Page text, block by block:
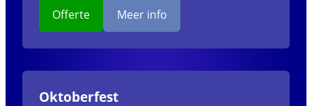
Offerte Meer info
Oktoberfest